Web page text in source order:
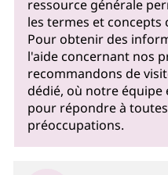
ressource générale
les termes et
Pour obtenir des
l'aide concernant nos
recommandons de
dédié, où notre
pour répondre à
préoccupations.